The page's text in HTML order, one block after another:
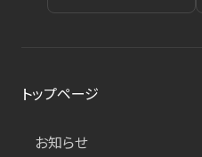
トップページ
お知らせ